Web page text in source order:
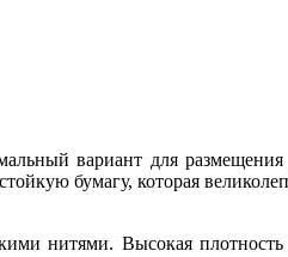
вариант для
бумагу, которая
нитями. Высокая